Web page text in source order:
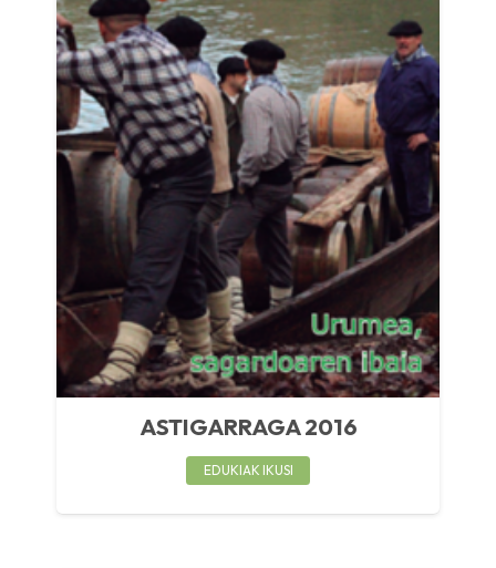
ASTIGARRAGA 2016
EDUKIAK IKUSI